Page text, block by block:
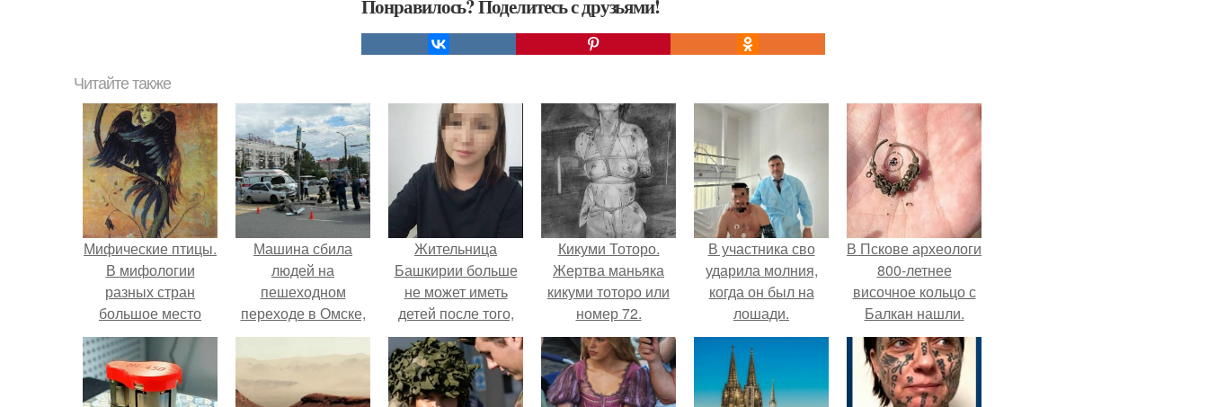
Понравилось? Поделитесь с друзьями!
Читайте также
Мифические птицы.
В мифологии
разных стран
большое место
занимают образы
птиц.
Машина сбила
людей на
пешеходном
переходе в Омске,
пострадали 8
человек.
Жительница
Башкирии больше
не может иметь
детей после того,
как медики сделали
ей аборт на шестом
месяце
беременности и
Кикуми Тоторо.
Жертва маньяка
кикуми тоторо или
номер 72.
В участника сво
ударила молния,
когда он был на
лошади.
В Пскове археологи
800-летнее
височное кольцо с
Балкан нашли.